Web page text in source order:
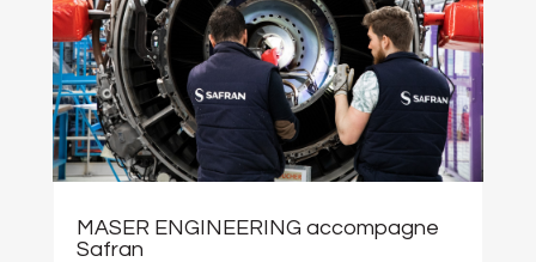
MASER ENGINEERING accompagne
Safran